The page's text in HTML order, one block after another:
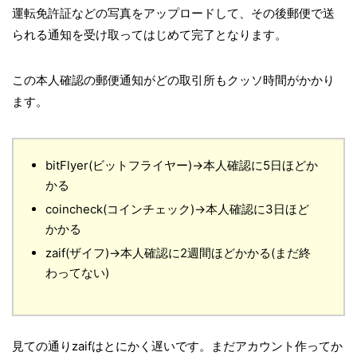
運転免許証などの写真をアップロードして、その後郵便で送
られる通知を受け取ってはじめて完了となります。
この本人確認の郵便通知がどの取引所もクッソ時間がかかり
ます。
bitFlyer(ビットフライヤー)→本人確認に5日ほどか
かる
coincheck(コインチェック)→本人確認に3日ほど
かかる
zaif(ザイフ)→本人確認に2週間ほどかかる(まだ終
わってない)
見ての通りzaifはとにかく遅いです。まだアカウント作ってか